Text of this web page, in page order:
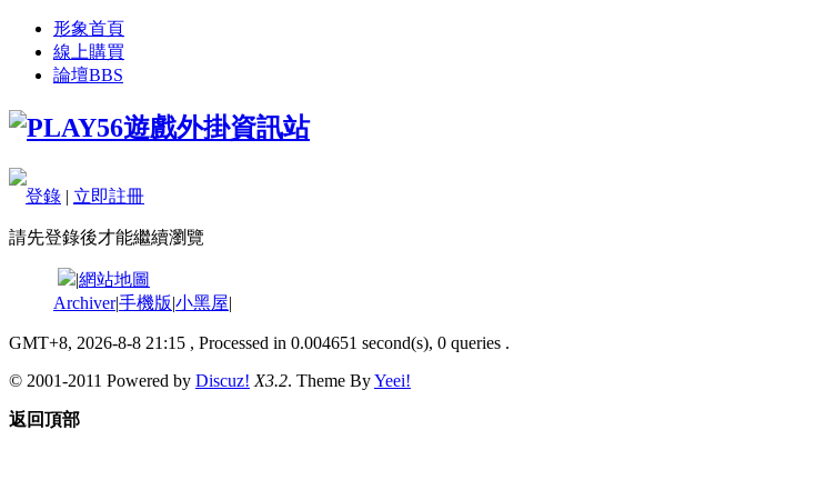
形象首頁
線上購買
論壇BBS
登錄 | 立即註冊
請先登錄後才能繼續瀏覽
|網站地圖
Archiver|手機版|小黑屋|
GMT+8, 2026-8-8 21:15 , Processed in 0.004651 second(s), 0 queries .
© 2001-2011 Powered by Discuz! X3.2. Theme ByYeei!
返回頂部